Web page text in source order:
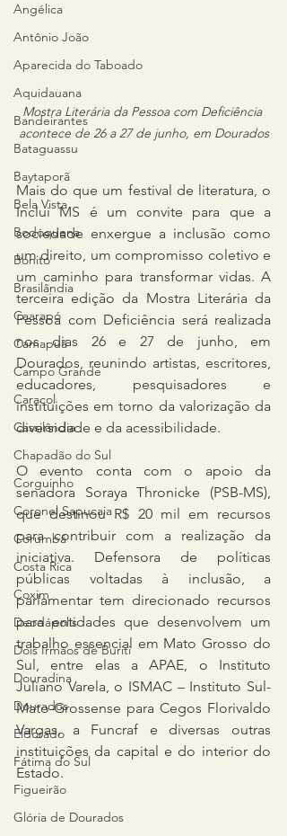
Angélica
Antônio João
Aparecida do Taboado
Aquidauana
Bandeirantes
Bataguassu
Baytaporã
Bela Vista
Bodoquena
Bonito
Brasilândia
Caarapó
Camapuã
Campo Grande
Caracol
Cassilândia
Chapadão do Sul
Corguinho
Coronel Sapucaia
Corumbá
Costa Rica
Coxim
Deodápolis
Dois Irmãos de Buriti
Douradina
Dourados
Eldorado
Fátima do Sul
Figueirão
Glória de Dourados
Mostra Literária da Pessoa com Deficiência
acontece de 26 a 27 de junho, em Dourados
Mais do que um festival de literatura, o
Inclui MS é um convite para que a
sociedade enxergue a inclusão como
um direito, um compromisso coletivo e
um caminho para transformar vidas. A
terceira edição da Mostra Literária da
Pessoa com Deficiência será realizada
nos dias 26 e 27 de junho, em
Dourados, reunindo artistas, escritores,
educadores, pesquisadores e
instituições em torno da valorização da
diversidade e da acessibilidade.
O evento conta com o apoio da
senadora Soraya Thronicke (PSB-MS),
que destinou R$ 20 mil em recursos
para contribuir com a realização da
iniciativa. Defensora de políticas
públicas voltadas à inclusão, a
parlamentar tem direcionado recursos
para entidades que desenvolvem um
trabalho essencial em Mato Grosso do
Sul, entre elas a APAE, o Instituto
Juliano Varela, o ISMAC – Instituto Sul-
Mato-Grossense para Cegos Florivaldo
Vargas, a Funcraf e diversas outras
instituições da capital e do interior do
Estado.